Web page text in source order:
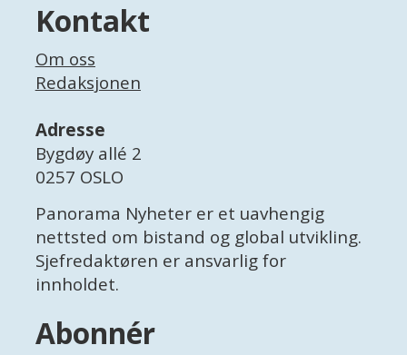
Kontakt
Om oss
Redaksjonen
Adresse
Bygdøy allé 2
0257 OSLO
Panorama Nyheter er et uavhengig
nettsted om bistand og global utvikling.
Sjefredaktøren er ansvarlig for
innholdet.
Abonnér